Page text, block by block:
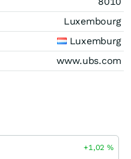
Luxembourg
Luxemburg
www.ubs.com
+1,02%